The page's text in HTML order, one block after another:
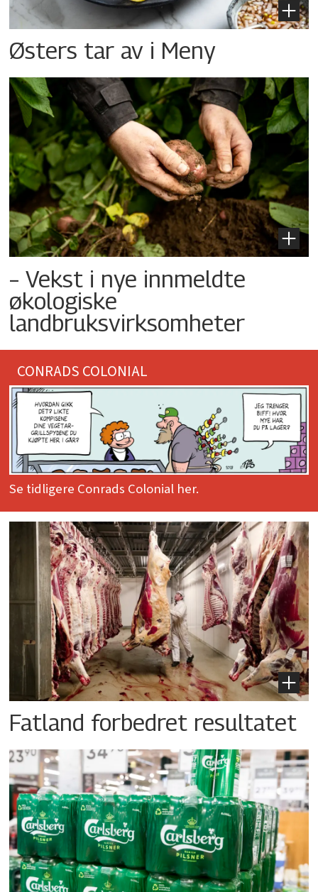
Østers tar av i Meny
– Vekst i nye innmeldte
økologiske
landbruksvirksomheter
CONRADS COLONIAL
Se tidligere Conrads Colonial her.
Fatland forbedret resultatet